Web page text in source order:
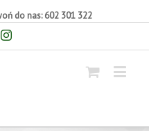
do nas: 602 301 322
Instagram